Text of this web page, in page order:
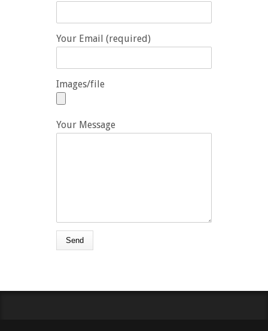
Your Email (required)
Images/file
Your Message